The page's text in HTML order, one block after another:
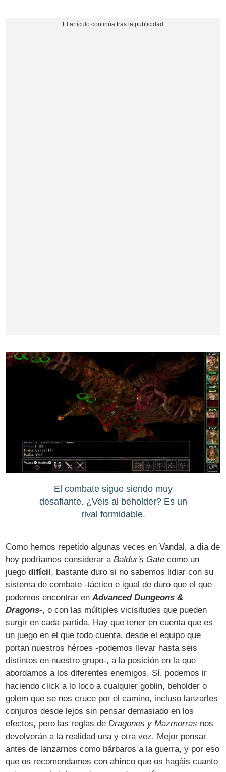
El combate sigue siendo muy
desafiante. ¿Veis al beholder? Es un
rival formidable.
Como hemos repetido algunas veces en Vandal, a día de
hoy podríamos considerar aBaldur's Gate como un
juegodifícil, bastante duro si no sabemos lidiar con su
sistema de combate -táctico e igual de duro que el que
podemos encontrar enAdvanced Dungeons &
Dragons-, o con las múltiples vicisitudes que pueden
surgir en cada partida. Hay que tener en cuenta que es
un juego en el que todo cuenta, desde el equipo que
portan nuestros héroes -podemos llevar hasta seis
distintos en nuestro grupo-, a la posición en la que
abordamos a los diferentes enemigos. Sí, podemos ir
haciendo click a lo loco a cualquier goblin, beholder o
golem que se nos cruce por el camino, incluso lanzarles
conjuros desde lejos sin pensar demasiado en los
efectos, pero las reglas deDragones y Mazmorras nos
devolverán a la realidad una y otra vez. Mejor pensar
antes de lanzarnos como bárbaros a la guerra, y por eso
que os recomendamos con ahínco que os hagáis cuanto